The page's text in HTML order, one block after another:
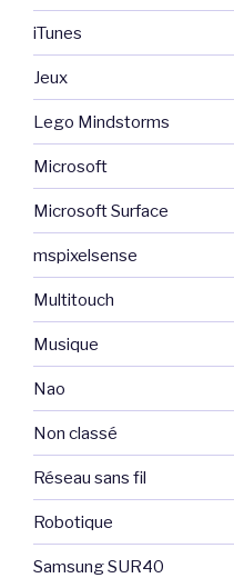
iTunes
Jeux
Lego Mindstorms
Microsoft
Microsoft Surface
mspixelsense
Multitouch
Musique
Nao
Non classé
Réseau sans fil
Robotique
Samsung SUR40